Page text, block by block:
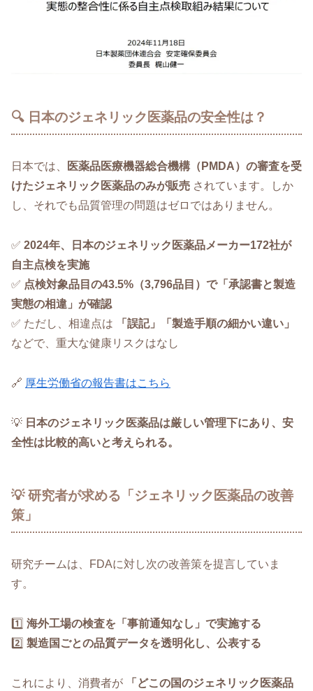
🔍 日本のジェネリック医薬品の安全性は？
日本では、
医薬品医療機器総合機構（PMDA）の審査を受
けたジェネリック医薬品のみが販売 されています。しか
し、それでも品質管理の問題はゼロではありません。
✅ 2024年、日本のジェネリック医薬品メーカー172社が
自主点検を実施
✅ 点検対象品目の43.5%（3,796品目）で「承認書と製造
実態の相違」が確認
✅ ただし、相違点は
「誤記」「製造手順の細かい違い」
などで、重大な健康リスクはなし
🔗 厚生労働省の報告書はこちら
💡 日本のジェネリック医薬品は厳しい管理下にあり、安
全性は比較的高いと考えられる。
💡 研究者が求める「ジェネリック医薬品の改善
策」
研究チームは、FDAに対し次の改善策を提言していま
す。
1️⃣ 海外工場の検査を「事前通知なし」で実施する
2️⃣ 製造国ごとの品質データを透明化し、公表する
これにより、消費者が
「どこの国のジェネリック医薬品